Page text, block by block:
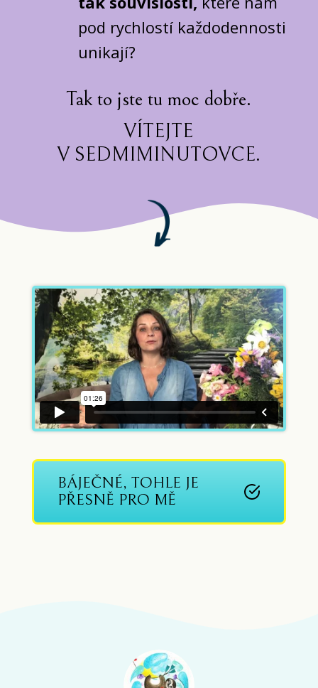
pod rychlostí každodennosti
unikají?
Tak to jste tu moc dobře.
VÍTEJTE
V SEDMIMINUTOVCE.
BÁJEČNÉ, TOHLE JE
PŘESNĚ PRO MĚ